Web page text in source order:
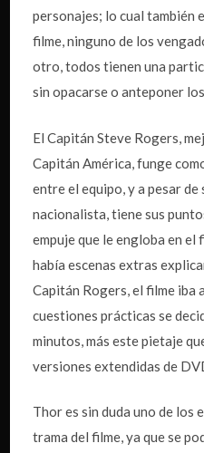
personajes; lo cual también
filme, ninguno de los
otro, todos tienen una
sin opacarse o anteponer
El Capitán Steve Rogers,
Capitán América, funge
entre el equipo, y a pesar
nacionalista, tiene sus
empuje que le engloba en el
había escenas extras
Capitán Rogers, el filme iba
cuestiones prácticas se
minutos, más este pietaje
versiones extendidas de
Thor es sin duda uno de los
trama del filme, ya que se